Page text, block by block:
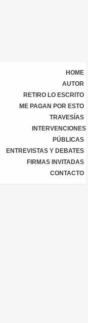
HOME
AUTOR
RETIRO LO ESCRITO
ME PAGAN POR ESTO
TRAVESÍAS
INTERVENCIONES
PÚBLICAS
ENTREVISTAS Y DEBATES
FIRMAS INVITADAS
CONTACTO